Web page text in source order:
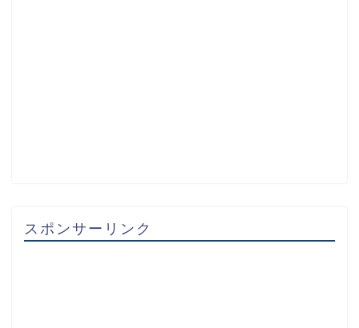
スポンサーリンク